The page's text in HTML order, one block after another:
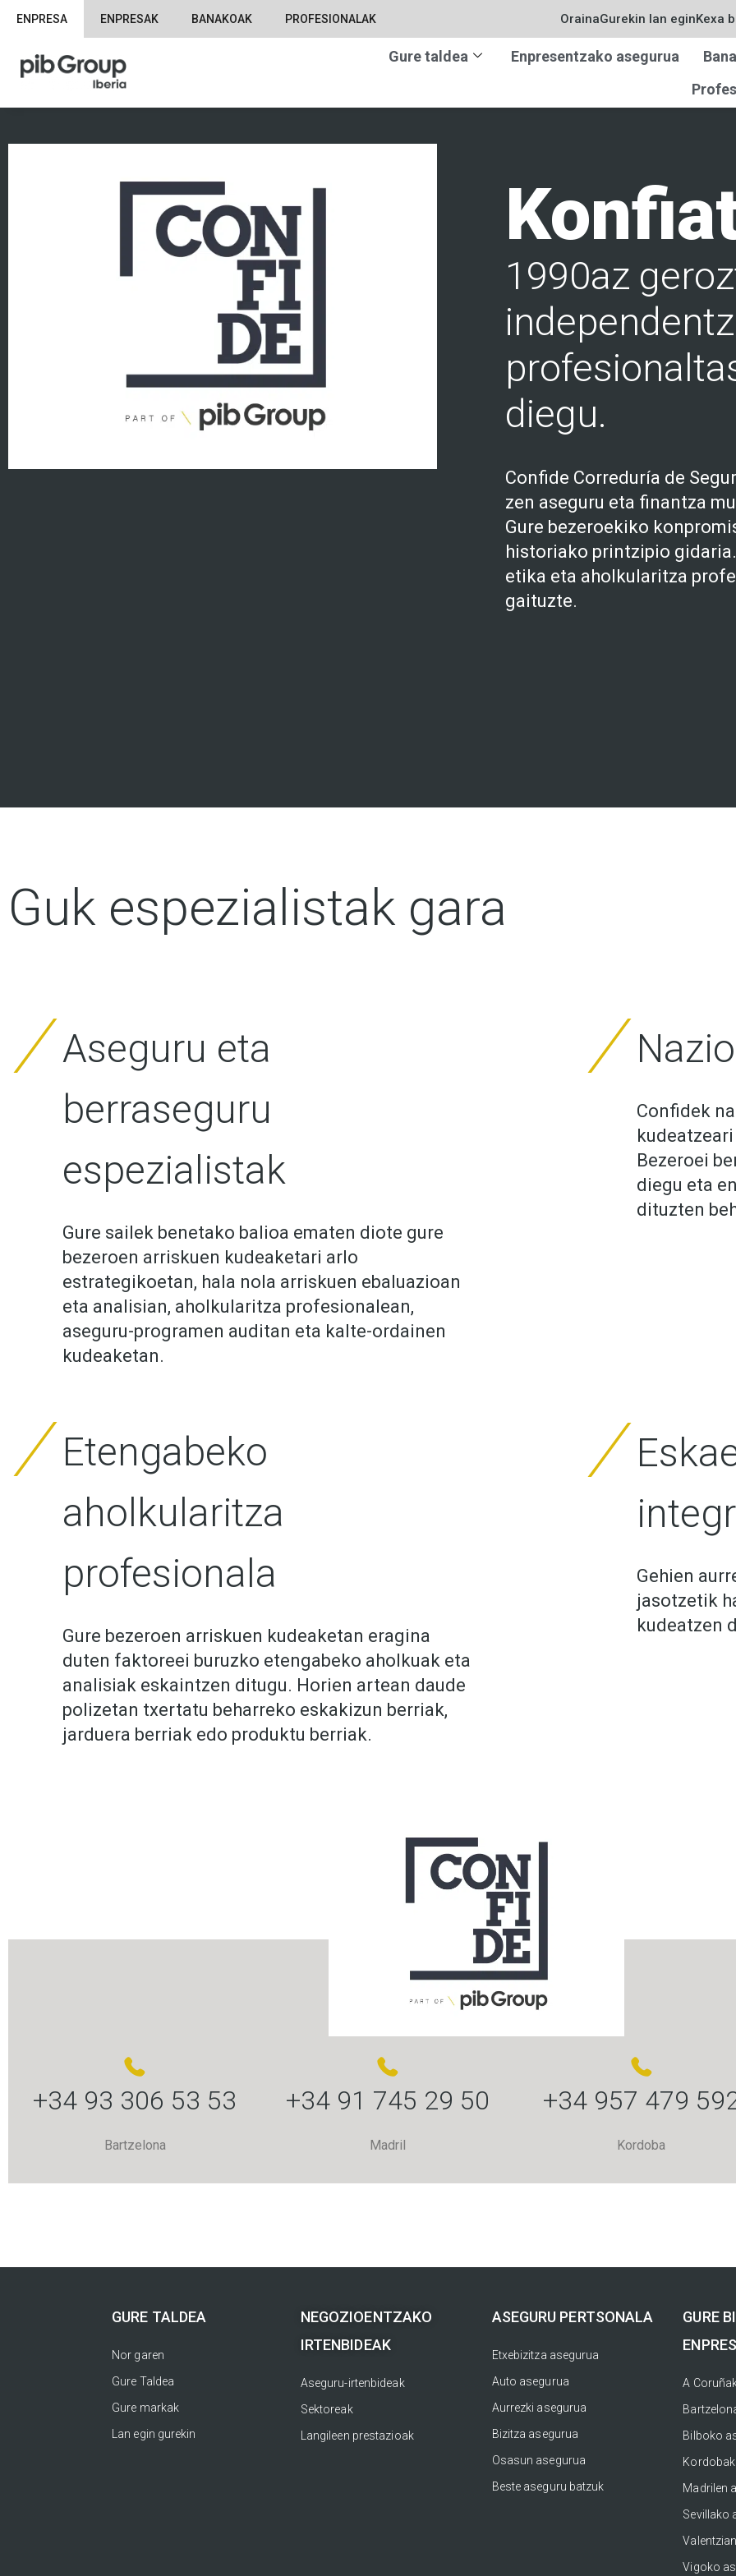
ENPRESA ENPRESAK BANAKOAK PROFESIONALAK OrainaGurekin lan eginKexa
Gure taldea Enpresentzako asegurua
1990az
diegu.
Confide Correduría de
zen aseguru eta finantza
Gure bezeroekiko
historiako printzipio
etika eta aholkularitza
gaituzte.
Guk espezialistak gara
Aseguru eta
berraseguru
espezialistak
Gure sailek benetako balioa ematen diote gure
bezeroen arriskuen kudeaketari arlo
estrategikoetan, hala nola arriskuen ebaluazioan
eta analisian, aholkularitza profesionalean,
aseguru-programen auditan eta kalte-ordainen
kudeaketan.
Confidek
Bezeroei
diegu eta
dituzten
Etengabeko
aholkularitza
profesionala
Gure bezeroen arriskuen kudeaketan eragina
duten faktoreei buruzko etengabeko aholkuak eta
analisiak eskaintzen ditugu. Horien artean daude
polizetan txertatu beharreko eskakizun berriak,
jarduera berriak edo produktu berriak.
Gehien
jasotzetik
kudeatzen
+34 93 306 53 53
Bartzelona
+34 91 745 29 50
Madril
+34 957 479
Kordoba
GURE TALDEA
Nor garen
Gure Taldea
Gure markak
Lan egin gurekin
NEGOZIOENTZAKO
IRTENBIDEAK
Aseguru-irtenbideak
Sektoreak
Langileen prestazioak
ASEGURU PERTSONALA
Etxebizitza asegurua
Auto asegurua
Aurrezki asegurua
Bizitza asegurua
Osasun asegurua
Beste aseguru batzuk
GURE
A
Bilboko
Madrilen
Sevillako
Vigoko